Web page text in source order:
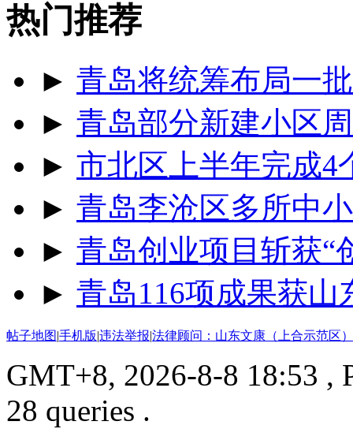
热门推荐
► 青岛将统筹布局一
► 青岛部分新建小区
► 市北区上半年完成4
► 青岛李沧区多所中
► 青岛创业项目斩获“
► 青岛116项成果获
帖子地图|手机版|违法举报|法律顾问：山东文康（上合示范区
GMT+8, 2026-8-8 18:53 ,
28 queries .